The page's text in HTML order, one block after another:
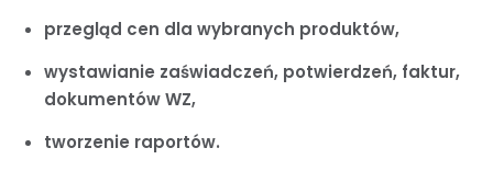
przegląd cen dla wybranych produktów,
wystawianie zaświadczeń, potwierdzeń, faktur,
dokumentów WZ,
tworzenie raportów.